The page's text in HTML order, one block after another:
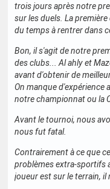
trois jours après notre
sur les duels. La
du temps à rentrer dans
Bon, il s'agit de notre
des clubs... Al ahly et
avant d'obtenir de
On manque d'expérience
notre championnat ou la
Avant le tournoi, nous
nous fut fatal.
Contrairement à ce que
problèmes extra-sportifs
joueur est sur le terrain, il